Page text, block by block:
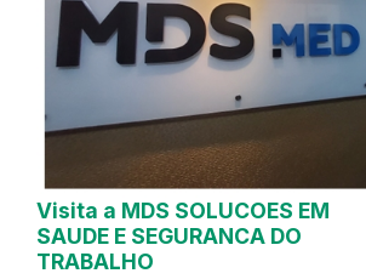
Visita a MDS SOLUCOES EM
SAUDE E SEGURANCA DO
TRABALHO